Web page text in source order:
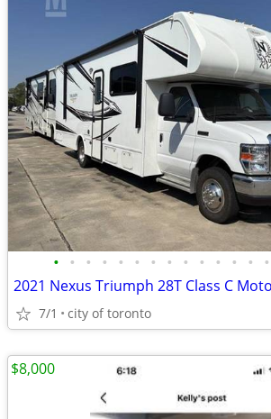
• • • • • • • • • • • • • •
2021 Nexus Triumph 28T Class C
7/1 city of toronto
$8,000